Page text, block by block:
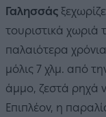
Γαλησσάς
τουριστικά χωριά
παλαιότερα
μόλις 7 χλμ. από
άμμο, ζεστά ρηχά
Επιπλέον, η